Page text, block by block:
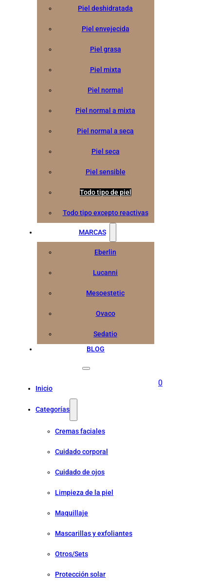
Piel deshidratada
Piel envejecida
Piel grasa
Piel mixta
Piel normal
Piel normal a mixta
Piel normal a seca
Piel seca
Piel sensible
Todo tipo de piel
Todo tipo excepto reactivas
MARCAS
Eberlin
Lucanni
Mesoestetic
Ovaco
Sedatio
BLOG
Inicio
Categorías
Cremas faciales
Cuidado corporal
Cuidado de ojos
Limpieza de la piel
Maquillaje
Mascarillas y exfoliantes
Otros/Sets
Protección solar
0